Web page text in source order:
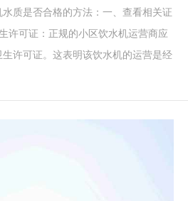
质是否合格的方法：一、查看相关证
许可证：正规的小区饮水机运营商应
许可证。这表明该饮水机的运营是经